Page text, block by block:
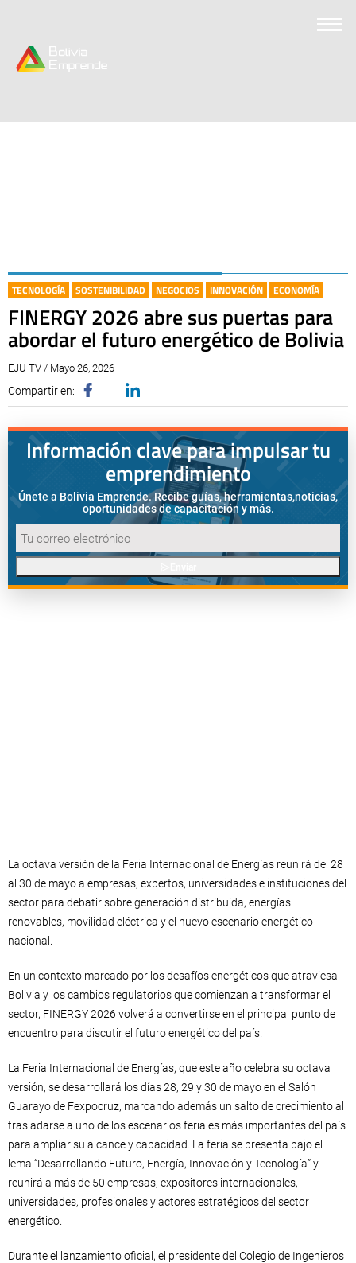
TECNOLOGÍA SOSTENIBILIDAD NEGOCIOS INNOVACIÓN ECONOMÍA
FINERGY 2026 abre sus puertas para
abordar el futuro energético de Bolivia
EJU TV / Mayo 26, 2026
Compartir en:
Información clave para impulsar tu
emprendimiento
Únete a Bolivia Emprende. Recibe guías, herramientas,noticias,
oportunidades de capacitación y más.
La octava versión de la Feria Internacional de Energías reunirá del 28
al 30 de mayo a empresas, expertos, universidades e instituciones del
sector para debatir sobre generación distribuida, energías
renovables, movilidad eléctrica y el nuevo escenario energético
nacional.
En un contexto marcado por los desafíos energéticos que atraviesa
Bolivia y los cambios regulatorios que comienzan a transformar el
sector, FINERGY 2026 volverá a convertirse en el principal punto de
encuentro para discutir el futuro energético del país.
La Feria Internacional de Energías, que este año celebra su octava
versión, se desarrollará los días 28, 29 y 30 de mayo en el Salón
Guarayo de Fexpocruz, marcando además un salto de crecimiento al
trasladarse a uno de los escenarios feriales más importantes del país
para ampliar su alcance y capacidad. La feria se presenta bajo el
lema “Desarrollando Futuro, Energía, Innovación y Tecnología” y
reunirá a más de 50 empresas, expositores internacionales,
universidades, profesionales y actores estratégicos del sector
energético.
Durante el lanzamiento oficial, el presidente del Colegio de Ingenieros